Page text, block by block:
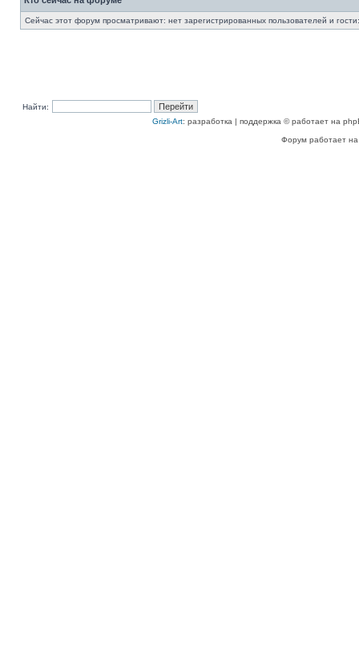
Сейчас этот форум просматривают: нет зарегистрированных пользователей и
Найти:
Grizli-Art: разработка | поддержка © работает на
Форум работает